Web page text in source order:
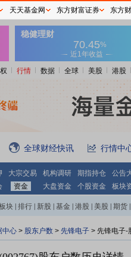
行情 数据 全球 美股 港股
全球财经快讯 行情中
大宗交易 机构调研 期指持仓
公告
资金 大盘资金 个股资金 板块
块 排行 新股 基金 港股 美股 期货
中心 > 股东户数 > 先锋电子 > 先锋电子-
天天基金网 东方财富证券 东方